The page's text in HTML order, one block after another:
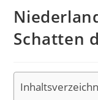
Schatten